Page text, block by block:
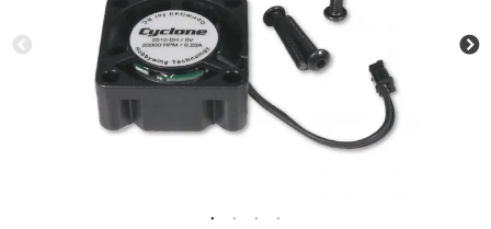
水中ドローン(ROV)・水中スクーター
RC・ロボット部品